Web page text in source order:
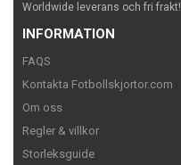
Worldwide leverans och fri frakt!
INFORMATION
FAQS
Kontakta Fotbollskjortor.com
Om oss
Regler & villkor
Storleksguide